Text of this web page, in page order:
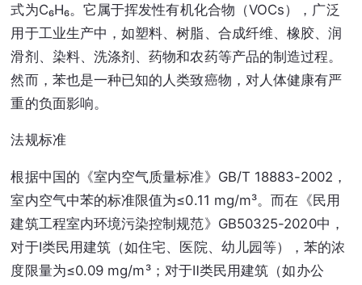
式为C₆H₆。它属于挥发性有机化合物（VOCs），广泛
用于工业生产中，如塑料、树脂、合成纤维、橡胶、润
滑剂、染料、洗涤剂、药物和农药等产品的制造过程。
然而，苯也是一种已知的人类致癌物，对人体健康有严
重的负面影响。
法规标准
根据中国的《室内空气质量标准》GB/T 18883-2002，
室内空气中苯的标准限值为≤0.11 mg/m³。而在《民用
建筑工程室内环境污染控制规范》GB50325-2020中，
对于Ⅰ类民用建筑（如住宅、医院、幼儿园等），苯的浓
度限量为≤0.09 mg/m³；对于Ⅱ类民用建筑（如办公